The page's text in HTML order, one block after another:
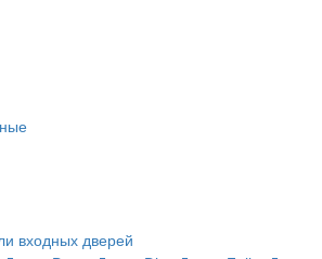
входных дверей